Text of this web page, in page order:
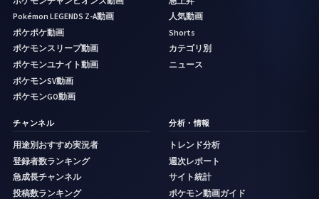
Pokémon LEGENDS Z-A動画
ポケポケ動画
ポケモンスリープ動画
ポケモンユナイト動画
ポケモンSV動画
ポケモンGO動画
人気動画
Shorts
カテゴリ別
ニュース
チャンネル
用途別おすすめ実況者
登録者数ランキング
急成長チャンネル
投稿数ランキング
分析・情報
トレンド分析
週次レポート
サイト統計
ポケモン動画ガイド